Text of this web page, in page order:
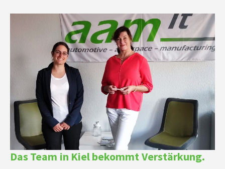
Das Team in Kiel bekommt Verstärkung.